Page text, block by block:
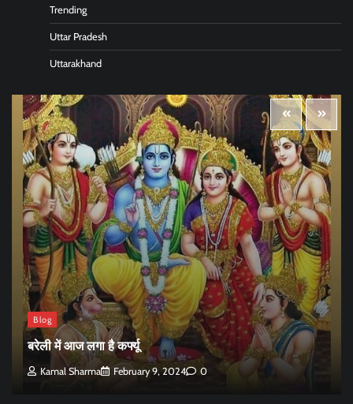
Trending
Uttar Pradesh
Uttarakhand
Blog
बरेली में आज लगा है कर्फ्यू
Kamal Sharma February 9, 2024 0